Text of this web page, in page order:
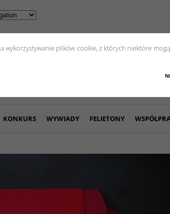
wykorzystywanie plików cookie, z których niektóre
KONKURS WYWIADY FELIETONY